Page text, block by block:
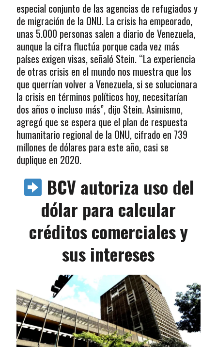
especial conjunto de las agencias de refugiados y
de migración de la ONU. La crisis ha empeorado,
unas 5.000 personas salen a diario de Venezuela,
aunque la cifra fluctúa porque cada vez más
países exigen visas, señaló Stein. “La experiencia
de otras crisis en el mundo nos muestra que los
que querrían volver a Venezuela, si se solucionara
la crisis en términos políticos hoy, necesitarían
dos años o incluso más”, dijo Stein. Asimismo,
agregó que se espera que el plan de respuesta
humanitario regional de la ONU, cifrado en 739
millones de dólares para este año, casi se
duplique en 2020.
BCV autoriza uso del
dólar para calcular
créditos comerciales y
sus intereses